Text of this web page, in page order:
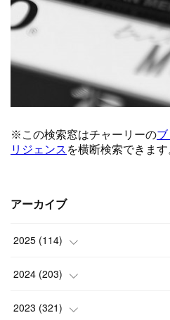
アーカイブ
2025 (114)
(1)
(8)
2024 (203)
(24)
2023 (321)